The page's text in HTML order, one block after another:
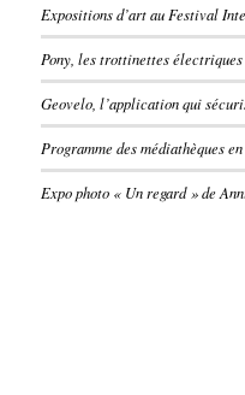
Expositions d’art au Festival
Pony, les trottinettes
Geovelo, l’application qui
Programme des médiathèques
Expo photo « Un regard » de